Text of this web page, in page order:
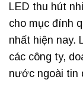
LED thu hút
cho mục đính
nhất hiện nay.
các công ty,
nước ngoài tin